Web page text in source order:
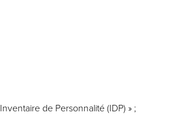
de Personnalité (IDP) » ;